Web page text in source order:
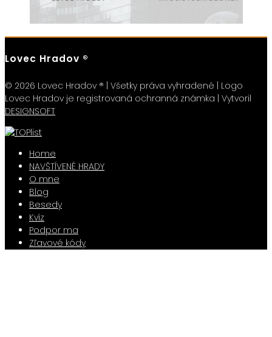
Lovec Hradov ®
© 2026 Lovec Hradov ® | Všetky práva vyhradené | Logo
Lovec Hradov je registrovaná ochranná známka | Vytvoril
DESIGNSOFT
Home
NAVŠTÍVENÉ HRADY
O mne
Blog
Besedy
Kvíz
Podpor ma
Zľavové kódy